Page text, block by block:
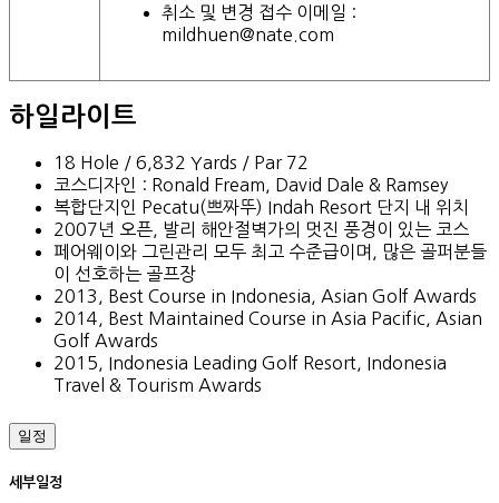
취소 및 변경 접수 이메일 :
mildhuen@nate.com
하일라이트
18 Hole / 6,832 Yards / Par 72
코스디자인 : Ronald Fream, David Dale & Ramsey
복합단지인 Pecatu(쁘짜뚜) Indah Resort 단지 내 위치
2007년 오픈, 발리 해안절벽가의 멋진 풍경이 있는 코스
페어웨이와 그린관리 모두 최고 수준급이며, 많은 골퍼분들
이 선호하는 골프장
2013, Best Course in Indonesia, Asian Golf Awards
2014, Best Maintained Course in Asia Pacific, Asian
Golf Awards
2015, Indonesia Leading Golf Resort, Indonesia
Travel & Tourism Awards
일정
세부일정